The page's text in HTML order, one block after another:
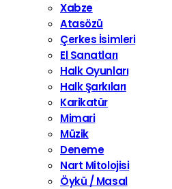
Xabze
Atasözü
Çerkes İsimleri
El Sanatları
Halk Oyunları
Halk Şarkıları
Karikatür
Mimari
Müzik
Deneme
Nart Mitolojisi
Öykü / Masal